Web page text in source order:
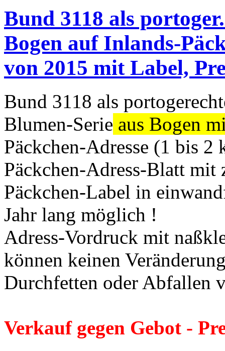
Bund 3118 als
Bogen auf Inlands-
von 2015 mit Label,
Bund 3118 als
Blumen-Serie aus Bogen
Päckchen-Adresse (1 bis
Päckchen-Adress-Blatt mit
Päckchen-Label in
Jahr lang möglich !
Adress-Vordruck mit
können keinen
Durchfetten oder Abfallen
Verkauf gegen Gebot -